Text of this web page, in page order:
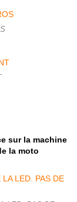
sur la machine
la moto